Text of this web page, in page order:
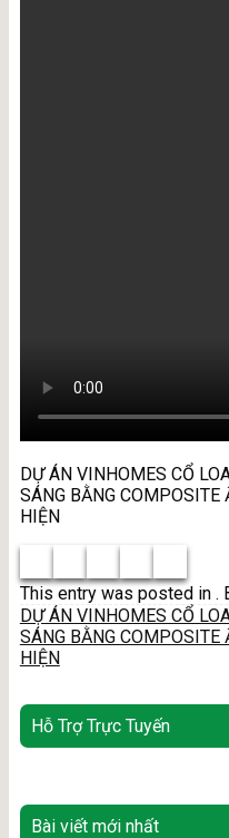
DỰ ÁN VINHOMES CỔ
SÁNG BẰNG COMPOSITE
HIỆN
This entry was posted in .
DỰ ÁN VINHOMES CỔ
SÁNG BẰNG COMPOSITE
HIỆN
Hỗ Trợ Trực Tuyến
Bài viết mới nhất